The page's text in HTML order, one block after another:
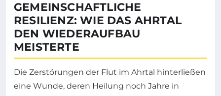
GEMEINSCHAFTLICHE
RESILIENZ: WIE DAS AHRTAL
DEN WIEDERAUFBAU
MEISTERTE
Die Zerstörungen der Flut im Ahrtal hinterließen
eine Wunde, deren Heilung noch Jahre in